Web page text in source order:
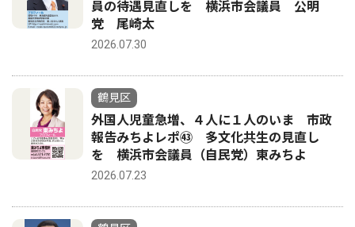
員の待遇見直しを 横浜市会議員 公明
党 尾崎太
2026.07.30
鶴見区
外国人児童急増、４人に１人のいま 市政
報告みちよレポ㊸ 多文化共生の見直し
を 横浜市会議員（自民党）東みちよ
2026.07.23